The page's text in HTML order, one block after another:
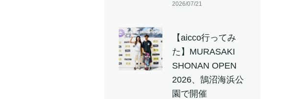
2026/07/21
【aicco行ってみ
た】MURASAKI
SHONAN OPEN
2026、鵠沼海浜公
園で開催